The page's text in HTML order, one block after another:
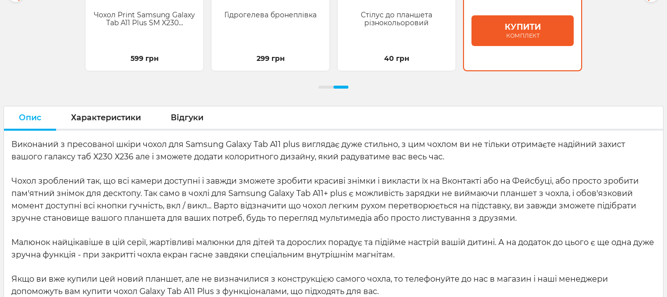
Чохол Print Samsung Galaxy
Tab A11 Plus SM X230...
599 грн
Гідрогелева бронеплівка
299 грн
Стілус до планшета
різнокольоровий
40 грн
КУПИТИ
КОМПЛЕКТ
Опис Характеристики Відгуки
Виконаний з пресованої шкіри чохол для Samsung Galaxy Tab A11 plus виглядає дуже стильно, з цим чохлом ви не тільки отримаєте надійний захист
вашого галаксу таб Х230 Х236 але і зможете додати колоритного дизайну, який радуватиме вас весь час.
Чохол зроблений так, що всі камери доступні і завжди зможете зробити красиві знімки і викласти їх на Вконтакті або на Фейсбуці, або просто зробити
пам'ятний знімок для десктопу. Так само в чохлі для Samsung Galaxy Tab A11+ plus є можливість зарядки не виймаючи планшет з чохла, і обов'язковий
момент доступні всі кнопки гучність, вкл / викл... Варто відзначити що чохол легким рухом перетворюється на підставку, ви завжди зможете підібрати
зручне становище вашого планшета для ваших потреб, будь то перегляд мультимедіа або просто листування з друзями.
Малюнок найцікавіше в цій серії, жартівливі малюнки для дітей та дорослих порадує та підійме настрій вашій дитині. А на додаток до цього є ще одна дуже
зручна функція - при закритті чохла екран гасне завдяки спеціальним внутрішнім магнітам.
Якщо ви вже купили цей новий планшет, але не визначилися з конструкцією самого чохла, то телефонуйте до нас в магазин і наші менеджери
допоможуть вам купити чохол Galaxy Tab А11 Plus з функціоналами, що підходять для вас.